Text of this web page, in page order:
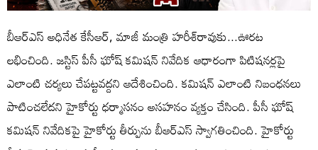
బీఆర్ఎస్‌ అధినేత కేసీఆర్‌, మాజీ మంత్రి హరీశ్‌రావుకు...ఊరట
లభించింది. జస్టిస్ పీసీ ఘోష్ కమిషన్‌ నివేదిక ఆధారంగా పిటిషనర్లపై
ఎలాంటి చర్యలు చేపట్టవద్దని ఆదేశించింది. కమిషన్‌ ఎలాంటి నిబంధనలు
పాటించలేదని హైకోర్టు ధర్మాసనం అసహనం వ్యక్తం చేసింది. పీసీ ఘోష్
కమిషన్ నివేదికపై హైకోర్టు తీర్పును బీఆర్ఎస్‌ స్వాగతించింది. హైకోర్టు